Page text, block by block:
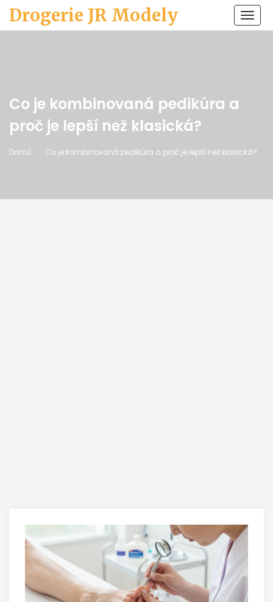
Drogerie JR Modely
Co je kombinovaná pedikúra a
proč je lepší než klasická?
Domů Co je kombinovaná pedikúra a proč je lepší než klasická?